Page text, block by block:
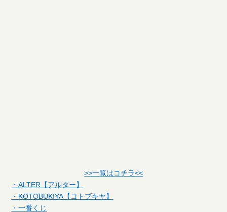
>>一覧はコチラ<<
・ALTER【アルター】
・KOTOBUKIYA【コトブキヤ】
・一番くじ